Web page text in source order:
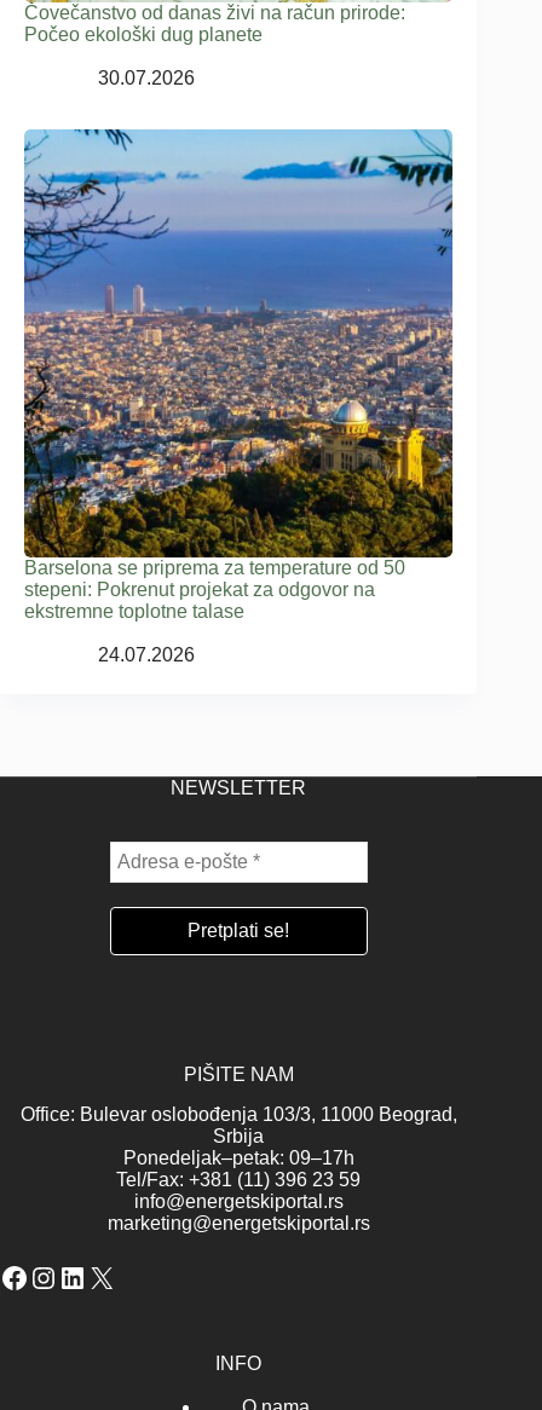
Čovečanstvo od danas živi na račun prirode:
Počeo ekološki dug planete
30.07.2026
Barselona se priprema za temperature od 50
stepeni: Pokrenut projekat za odgovor na
ekstremne toplotne talase
24.07.2026
NEWSLETTER
PIŠITE NAM
Office: Bulevar oslobođenja 103/3, 11000 Beograd,
Srbija
Ponedeljak–petak: 09–17h
Tel/Fax: +381 (11) 396 23 59
info@energetskiportal.rs
marketing@energetskiportal.rs
Facebook
Instagram
LinkedIn
X
INFO